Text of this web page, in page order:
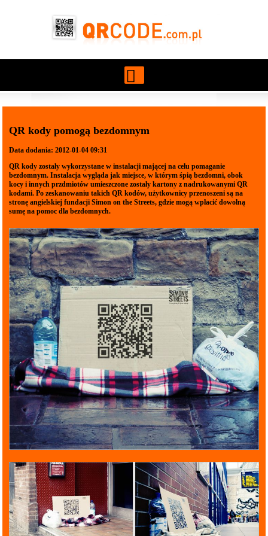
QR kody pomogą bezdomnym
Data dodania: 2012-01-04 09:31
QR kody zostały wykorzystane w instalacji mającej na celu pomaganie
bezdomnym. Instalacja wygląda jak miejsce, w którym śpią bezdomni, obok
kocy i innych przdmiotów umieszczone zostały kartony z nadrukowanymi QR
kodami. Po zeskanowaniu takich QR kodów, użytkownicy przenoszeni są na
stronę angielskiej fundacji Simon on the Streets, gdzie mogą wpłacić dowolną
sumę na pomoc dla bezdomnych.